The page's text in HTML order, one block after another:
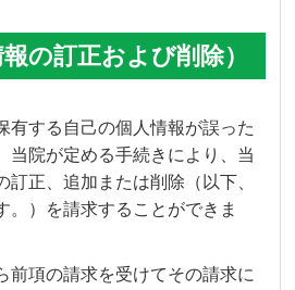
の訂正および削除）
有する自己の個人情報が誤った
当院が定める手続きにより、当
訂正、追加または削除（以下、
。）を請求することができま
前項の請求を受けてその請求に